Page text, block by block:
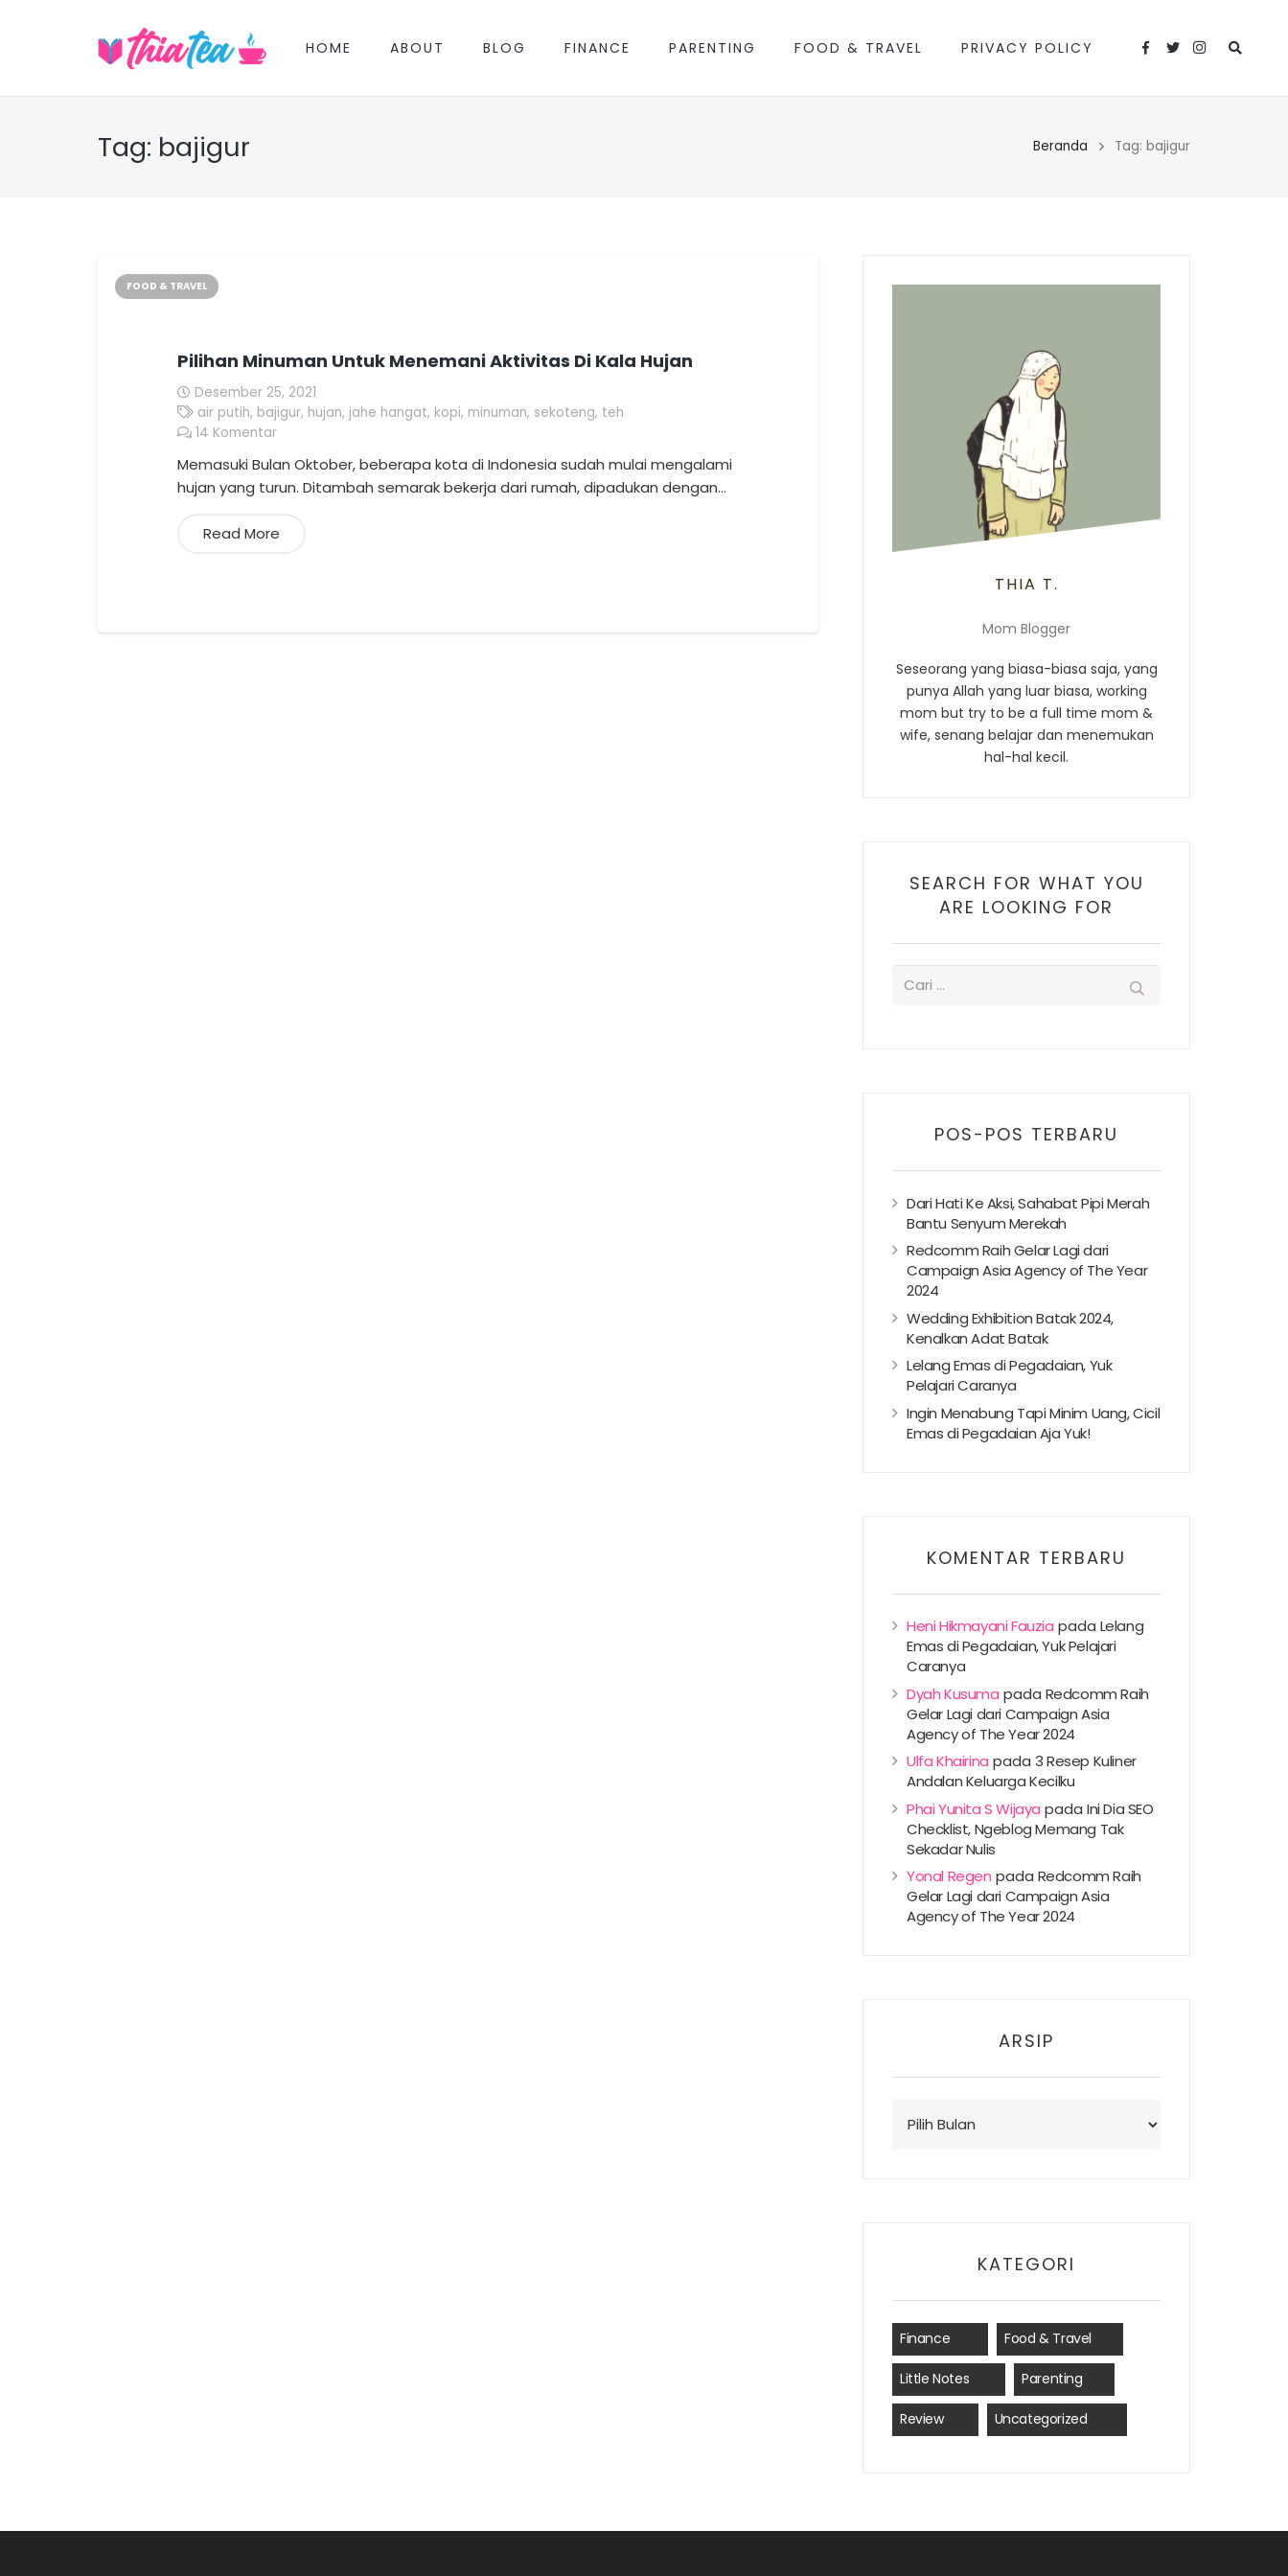
HOME ABOUT BLOG FINANCE PARENTING FOOD & TRAVEL PRIVACY POLICY
Tag: bajigur Beranda Tag: bajigur
FOOD & TRAVEL
Pilihan Minuman Untuk Menemani Aktivitas Di Kala Hujan
Desember 25, 2021
air putih, bajigur, hujan, jahe hangat, kopi, minuman, sekoteng, teh
14 Komentar
Memasuki Bulan Oktober, beberapa kota di Indonesia sudah mulai mengalami
hujan yang turun. Ditambah semarak bekerja dari rumah, dipadukan dengan…
Read More
THIA T.
Mom Blogger
Seseorang yang biasa-biasa saja, yang
punya Allah yang luar biasa, working
mom but try to be a full time mom &
wife, senang belajar dan menemukan
hal-hal kecil.
SEARCH FOR WHAT YOU
ARE LOOKING FOR
POS-POS TERBARU
Dari Hati Ke Aksi, Sahabat Pipi Merah
Bantu Senyum Merekah
Redcomm Raih Gelar Lagi dari
Campaign Asia Agency of The Year
2024
Wedding Exhibition Batak 2024,
Kenalkan Adat Batak
Lelang Emas di Pegadaian, Yuk
Pelajari Caranya
Ingin Menabung Tapi Minim Uang, Cicil
Emas di Pegadaian Aja Yuk!
KOMENTAR TERBARU
Heni Hikmayani Fauzia pada Lelang
Emas di Pegadaian, Yuk Pelajari
Caranya
Dyah Kusuma pada Redcomm Raih
Gelar Lagi dari Campaign Asia
Agency of The Year 2024
Ulfa Khairina pada 3 Resep Kuliner
Andalan Keluarga Kecilku
Phai Yunita S Wijaya pada Ini Dia SEO
Checklist, Ngeblog Memang Tak
Sekadar Nulis
Yonal Regen pada Redcomm Raih
Gelar Lagi dari Campaign Asia
Agency of The Year 2024
ARSIP
KATEGORI
Finance Food & Travel
Little Notes Parenting
Review(15) Uncategorized